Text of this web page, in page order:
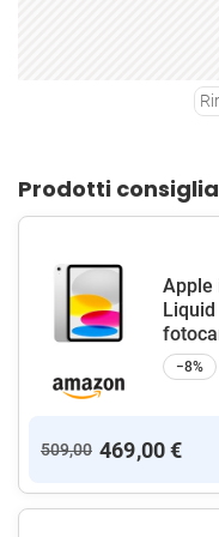
Prodotti
Apple
Liquid
−8%
509,00 469,00 €